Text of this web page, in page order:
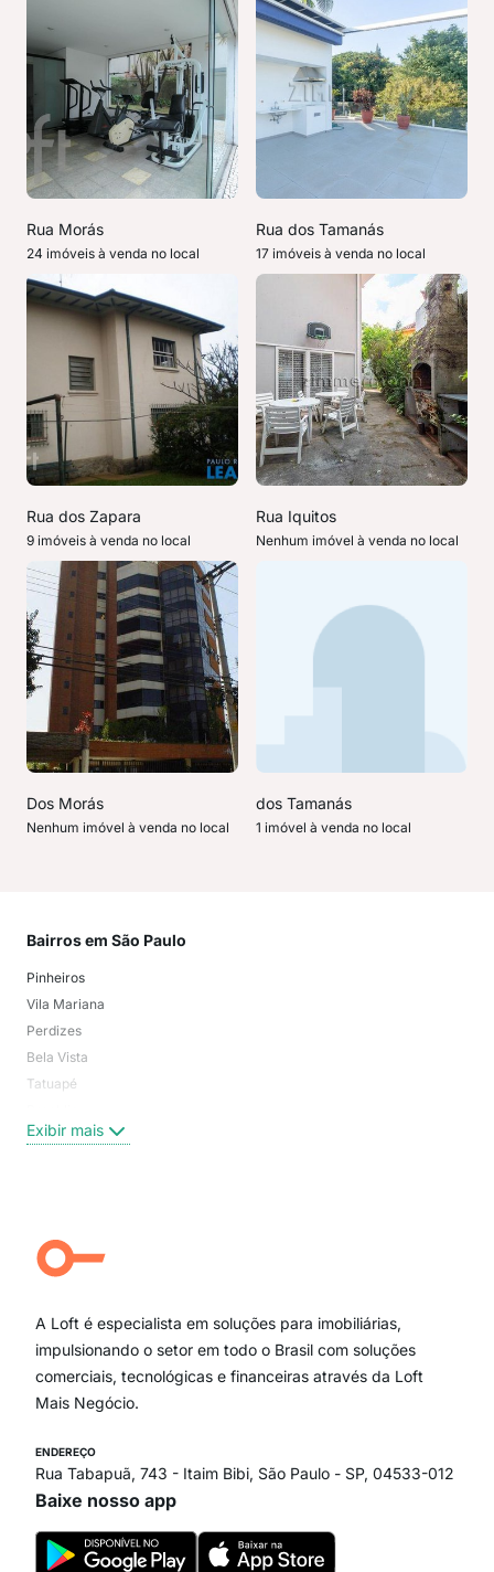
Rua Morás
24 imóveis à venda no local
Rua dos Tamanás
17 imóveis à venda no local
Rua dos Zapara
9 imóveis à venda no local
Rua Iquitos
Nenhum imóvel à venda no local
Dos Morás
Nenhum imóvel à venda no local
dos Tamanás
1 imóvel à venda no local
Bairros em São Paulo
Pinheiros
Vila Mariana
Perdizes
Bela Vista
Tatuapé
Centro
Campo Belo
Ipiranga
Paraíso
Itaim Bibi
Exibir mais
A Loft é especialista em soluções para imobiliárias,
impulsionando o setor em todo o Brasil com soluções
comerciais, tecnológicas e financeiras através da Loft
Mais Negócio.
ENDEREÇO
Rua Tabapuã, 743 - Itaim Bibi, São Paulo - SP, 04533-012
Baixe nosso app